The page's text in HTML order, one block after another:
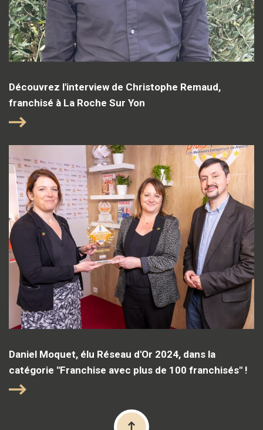
Découvrez l'interview de Christophe Remaud,
franchisé à La Roche Sur Yon
Daniel Moquet, élu Réseau d'Or 2024, dans la
catégorie "Franchise avec plus de 100 franchisés" !